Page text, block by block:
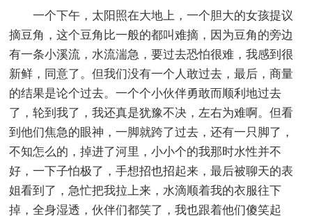
一个下午，太阳照在大地上，一个胆大的女孩提议
摘豆角，这个豆角比一般的都叫难摘，因为豆角的旁边
有一条小溪流，水流湍急，要过去恐怕很难，我感到很
新鲜，同意了。但我们没有一个人敢过去，最后，商量
的结果是论个过去。一个个小伙伴勇敢而顺利地过去
了，轮到我了，我还真是犹豫不决，左右为难啊。但看
到他们焦急的眼神，一脚就跨了过去，还有一只脚了，
不知怎么的，掉进了河里，小小个的我那时水性并不
好，一下子怕极了，手想招也招起来，最后被聊天的表
姐看到了，急忙把我拉上来，水滴顺着我的衣服往下
掉，全身湿透，伙伴们都笑了，我也跟着他们傻笑起